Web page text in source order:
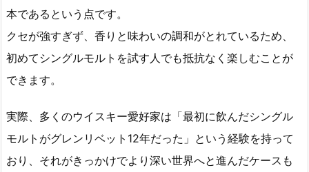
本であるという点です。
クセが強すぎず、香りと味わいの調和がとれているため、
初めてシングルモルトを試す人でも抵抗なく楽しむことが
できます。
実際、多くのウイスキー愛好家は「最初に飲んだシングル
モルトがグレンリベット12年だった」という経験を持って
おり、それがきっかけでより深い世界へと進んだケースも